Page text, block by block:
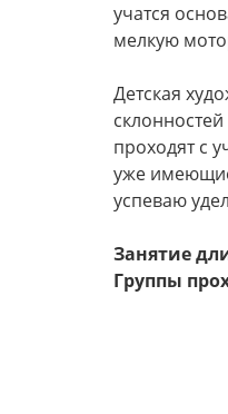
учатся
мелкую
Детская
проходят с
уже
успеваю
Занятие
Группы